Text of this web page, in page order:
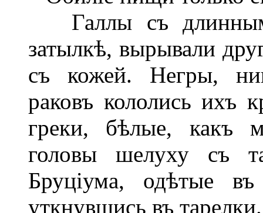
Галлы съ
затылкѣ, вырывали
съ кожей. Негры,
раковъ кололись ихъ
греки, бѣлые, какъ
головы шелуху съ
Бруціума, одѣтые
уткнувшись въ тарелки.